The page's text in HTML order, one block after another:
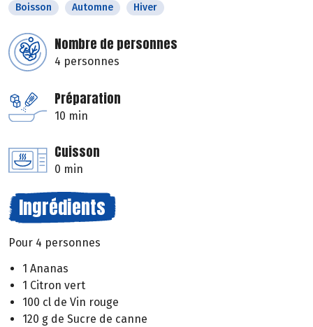
Boisson Automne Hiver
Nombre de personnes
4 personnes
Préparation
10 min
Cuisson
0 min
Ingrédients
Pour 4 personnes
1 Ananas
1 Citron vert
100 cl de Vin rouge
120 g de Sucre de canne